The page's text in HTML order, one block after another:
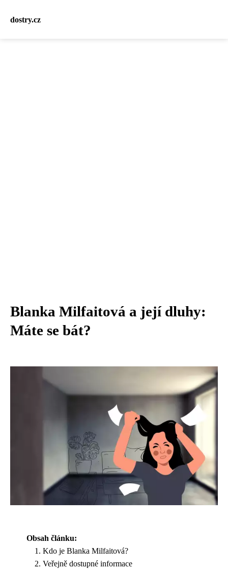
dostry.cz
Blanka Milfaitová a její dluhy:
Máte se bát?
Obsah článku:
Kdo je Blanka Milfaitová?
Veřejně dostupné informace